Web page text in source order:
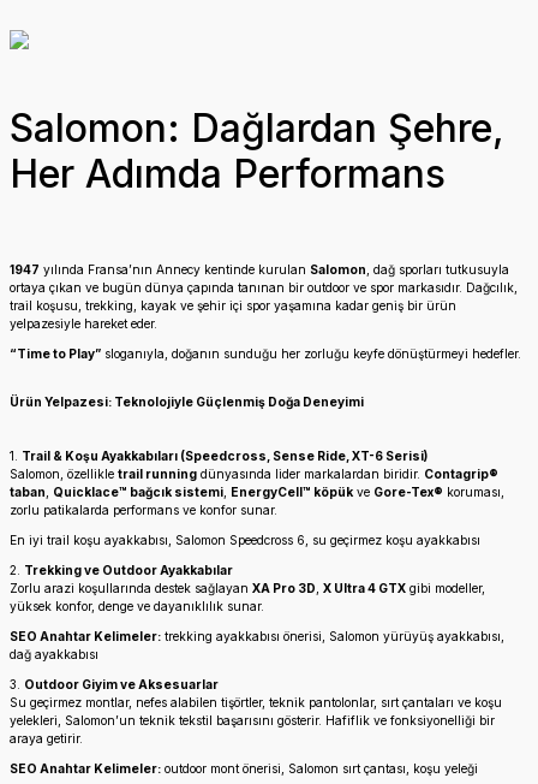
Salomon: Dağlardan Şehre,
Her Adımda Performans
1947 yılında Fransa’nın Annecy kentinde kurulan Salomon , dağ sporları tutkusuyla
ortaya çıkan ve bugün dünya çapında tanınan bir outdoor ve spor markasıdır. Dağcılık,
trail koşusu, trekking, kayak ve şehir içi spor yaşamına kadar geniş bir ürün
yelpazesiyle hareket eder.
“Time to Play” sloganıyla, doğanın sunduğu her zorluğu keyfe dönüştürmeyi hedefler.
Ürün Yelpazesi: Teknolojiyle Güçlenmiş Doğa Deneyimi
1. Trail & Koşu Ayakkabıları (Speedcross, Sense Ride, XT-6 Serisi)
Salomon, özellikle trail running dünyasında lider markalardan biridir. Contagrip®
taban
Quicklace™ bağcık sistemi EnergyCell™ köpük ve Gore-Tex® koruması,
zorlu patikalarda performans ve konfor sunar.
En iyi trail koşu ayakkabısı, Salomon Speedcross 6, su geçirmez koşu ayakkabısı
2. Trekking ve Outdoor Ayakkabılar
Zorlu arazi koşullarında destek sağlayan XA Pro 3D X Ultra 4 GTX gibi modeller,
yüksek konfor, denge ve dayanıklılık sunar.
SEO Anahtar Kelimeler: trekking ayakkabısı önerisi, Salomon yürüyüş ayakkabısı,
dağ ayakkabısı
3. Outdoor Giyim ve Aksesuarlar
Su geçirmez montlar, nefes alabilen tişörtler, teknik pantolonlar, sırt çantaları ve koşu
yelekleri, Salomon’un teknik tekstil başarısını gösterir. Hafiflik ve fonksiyonelliği bir
araya getirir.
SEO Anahtar Kelimeler: outdoor mont önerisi, Salomon sırt çantası, koşu yeleği